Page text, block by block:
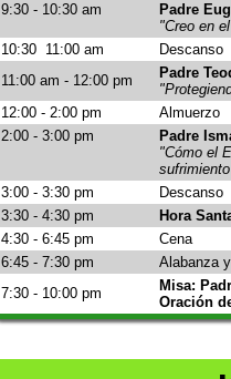
9:30 - 10:30 am
Padre
"Creo en
10:30 11:00 am
Descanso
11:00 am - 12:00 pm
Padre
12:00 - 2:00 pm
Almuerzo
2:00 - 3:00 pm
Padre
"Cómo el
3:00 - 3:30 pm
Descanso
3:30 - 4:30 pm
Hora
4:30 - 6:45 pm
Cena
6:45 - 7:30 pm
Alabanza
7:30 - 10:00 pm
Misa:
Oración